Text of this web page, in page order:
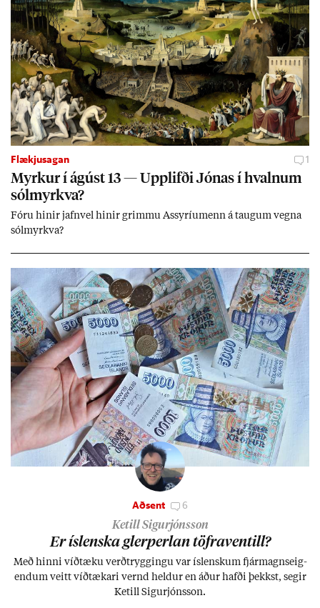
Flækjusagan 1
Myrk­ur í ág­úst 13 — Upp­lifði Jón­as í hvaln­um
sól­myrkva?
Fóru hinir jafn­vel hinir grimmu Ass­yríu­menn á taug­um vegna
sól­myrkva?
Aðsent 6
Ketill Sigurjónsson
Er ís­lenska glerperl­an töfra­ventill?
Með hinni víð­tæku verð­trygg­ingu var ís­lensk­um fjár­magns­eig­
end­um veitt víð­tæk­ari vernd held­ur en áð­ur hafði þekkst, seg­ir
Ketill Sig­ur­jóns­son.